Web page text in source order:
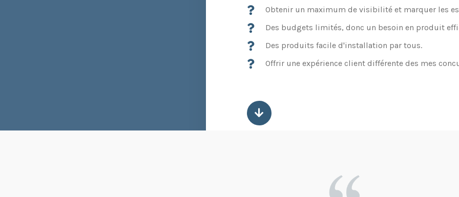
Obtenir un maximum de visibilité et marquer les
Des budgets limités, donc un besoin en produit
Des produits facile d'installation par tous.
Offrir une expérience client différente des mes